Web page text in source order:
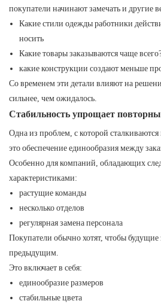
покупатели начинают замечать и другие
Какие стили одежды работники
носить
Какие товары заказываются чаще
какие конструкции создают меньше
Со временем эти детали влияют на
сильнее, чем ожидалось.
Стабильность упрощает
Одна из проблем, с которой
это обеспечение единообразия между
Особенно для компаний, обладающих
характеристиками:
растущие команды
несколько отделов
регулярная замена персонала
Покупатели обычно хотят, чтобы будущие
предыдущим.
Это включает в себя:
единообразие размеров
стабильные цвета